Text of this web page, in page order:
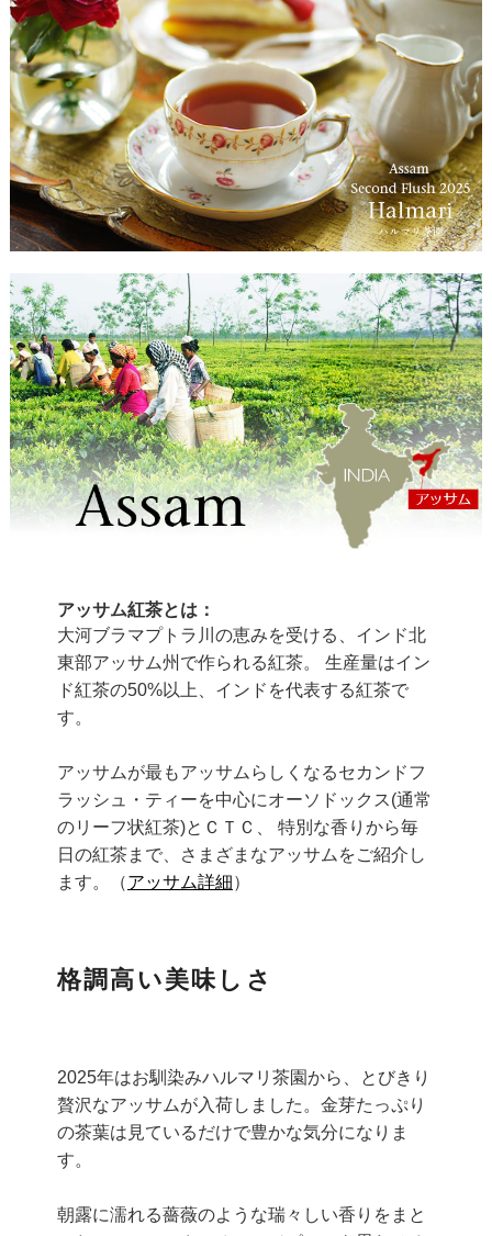
アッサム紅茶とは：
大河ブラマプトラ川の恵みを受ける、インド北
東部アッサム州で作られる紅茶。 生産量はイン
ド紅茶の50%以上、インドを代表する紅茶で
す。
アッサムが最もアッサムらしくなるセカンドフ
ラッシュ・ティーを中心にオーソドックス(通常
のリーフ状紅茶)とＣＴＣ、 特別な香りから毎
日の紅茶まで、さまざまなアッサムをご紹介し
ます。（アッサム詳細）
格調高い美味しさ
2025年はお馴染みハルマリ茶園から、とびきり
贅沢なアッサムが入荷しました。金芽たっぷり
の茶葉は見ているだけで豊かな気分になりま
す。
朝露に濡れる薔薇のような瑞々しい香りをまと